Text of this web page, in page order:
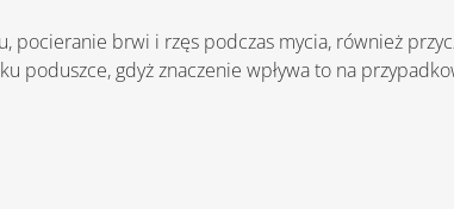
poduszce, gdyż znaczenie wpływa to na